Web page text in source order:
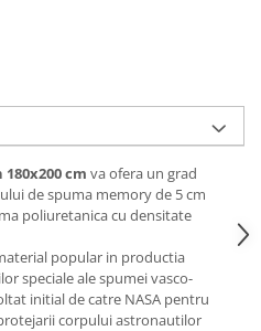
cm va ofera un grad
de spuma memory de 5 cm
poliuretanica cu densitate
popular in productia
speciale ale spumei vasco-
initial de catre NASA pentru
corpului astronautilor